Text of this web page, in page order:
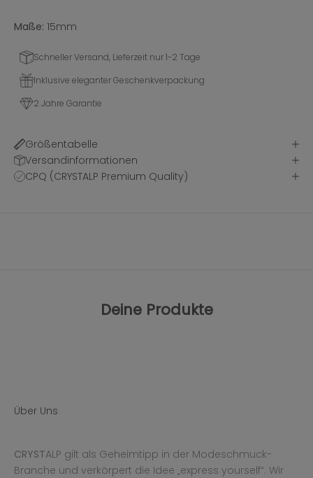
Maße: 15mm
Schneller Versand, Lieferzeit nur 1-2 Tage
Inklusive eleganter Geschenkverpackung
2 Jahre Garantie
Größentabelle
Versandinformationen
CPQ (CRYSTALP Premium Quality)
Deine Produkte
Über Uns
CRYSTALP gilt als Geheimtipp in der Modeschmuck-
Branche und verkörpert die Idee „express yourself“. Wir